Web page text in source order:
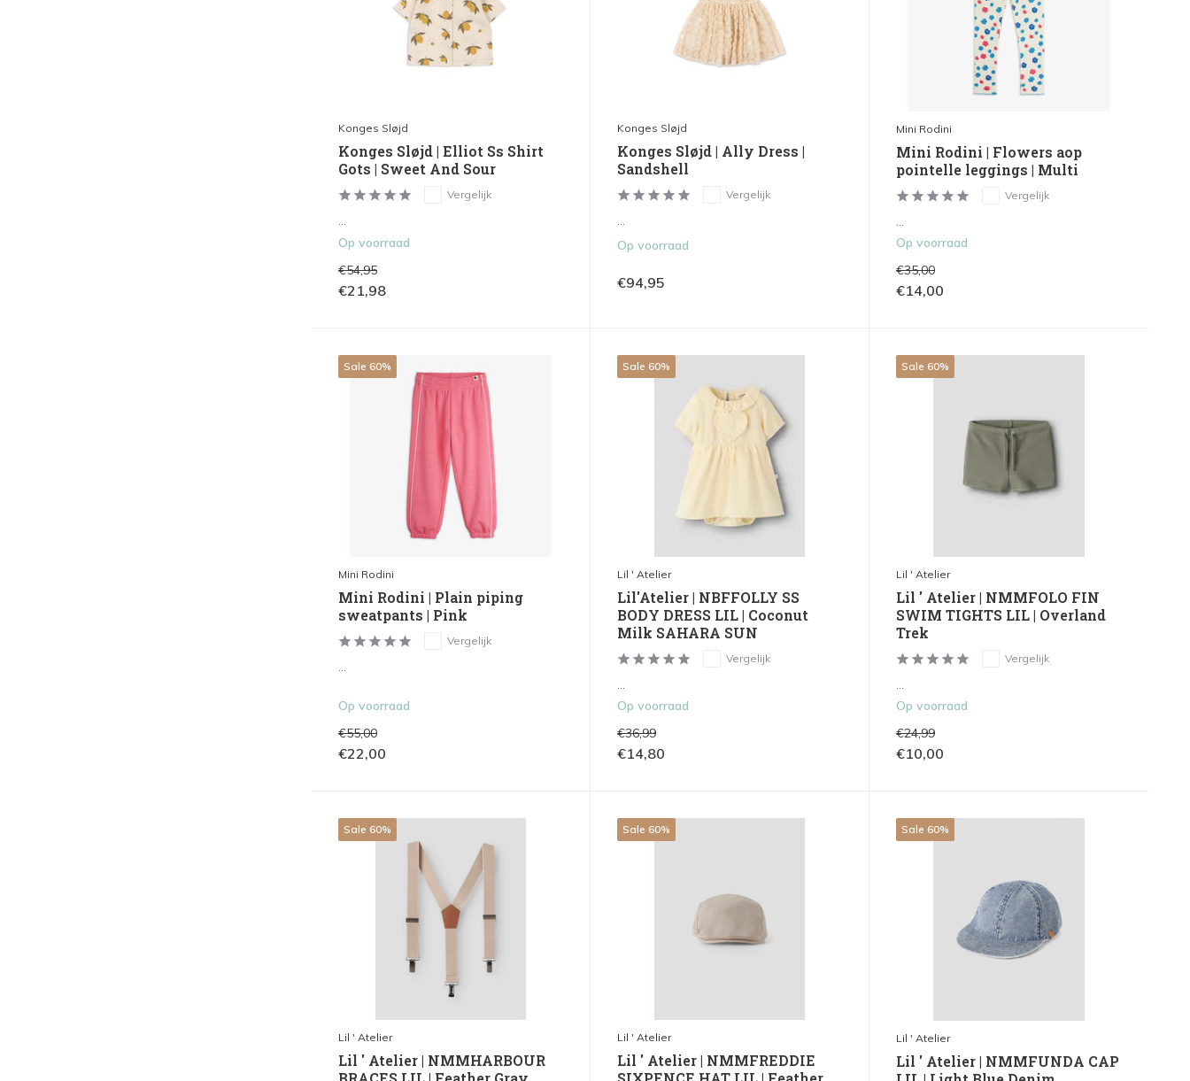
Konges Sløjd
Konges Sløjd | Elliot Ss Shirt
Gots | Sweet And Sour
Vergelijk
...
Op voorraad
€54,95
€21,98
Konges Sløjd
Konges Sløjd | Ally Dress |
Sandshell
Vergelijk
...
Op voorraad
€94,95
Mini Rodini
Mini Rodini | Flowers aop
pointelle leggings | Multi
Vergelijk
...
Op voorraad
€35,00
€14,00
Sale 60%
Mini Rodini
Mini Rodini | Plain piping
sweatpants | Pink
Vergelijk
Op voorraad
€55,00
€22,00
Sale 60%
Lil ' Atelier
Lil'Atelier | NBFFOLLY SS
BODY DRESS LIL | Coconut
Milk SAHARA SUN
Vergelijk
Op voorraad
€36,99
€14,80
Sale 60%
Lil ' Atelier
Lil ' Atelier | NMMFOLO FIN
SWIM TIGHTS LIL | Overland
Trek
Vergelijk
...
Op voorraad
€24,99
€10,00
Sale 60%
Lil ' Atelier
Lil ' Atelier | NMMHARBOUR
Sale 60%
Lil ' Atelier
Lil ' Atelier | NMMFREDDIE
Sale 60%
Lil ' Atelier
Lil ' Atelier | NMMFUNDA CAP